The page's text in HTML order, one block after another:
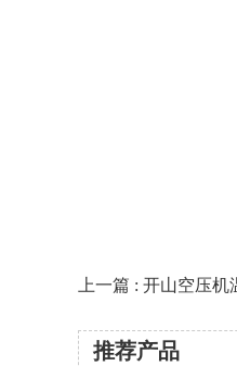
上一篇 : 开山空压
推荐产品